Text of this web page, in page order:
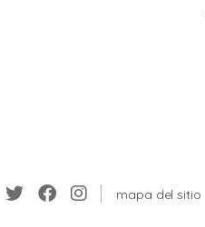
mapa del sitio